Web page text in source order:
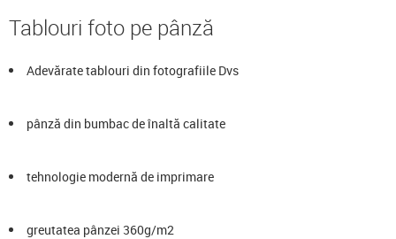
Tablouri foto pe pânză
Adevărate tablouri din fotografiile Dvs
pânză din bumbac de înaltă calitate
tehnologie modernă de imprimare
greutatea pânzei 360g/m2